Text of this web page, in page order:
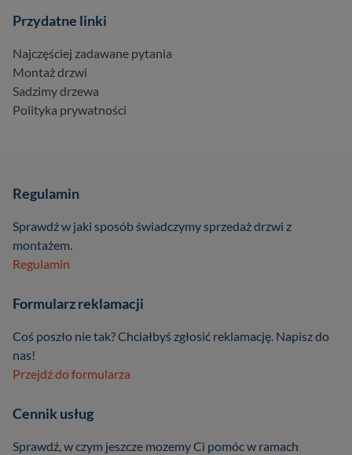
Przydatne linki
Najczęściej zadawane pytania
Montaż drzwi
Sadzimy drzewa
Polityka prywatności
Regulamin
Sprawdź w jaki sposób świadczymy sprzedaż drzwi z
montażem.
Regulamin
Formularz reklamacji
Coś poszło nie tak? Chciałbyś zgłosić reklamację. Napisz do
nas!
Przejdź do formularza
Cennik usług
Sprawdź, w czym jeszcze mozemy Ci pomóc w ramach